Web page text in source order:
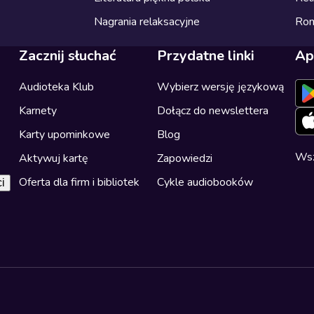
Nagrania relaksacyjne
Zacznij słuchać
Audioteka Klub
Karnety
Karty upominkowe
Aktywuj kartę
Oferta dla firm i bibliotek
Przydatne linki
Wybierz wersję językową
Dołącz do newslettera
Blog
Zapowiedzi
Cykle audiobooków